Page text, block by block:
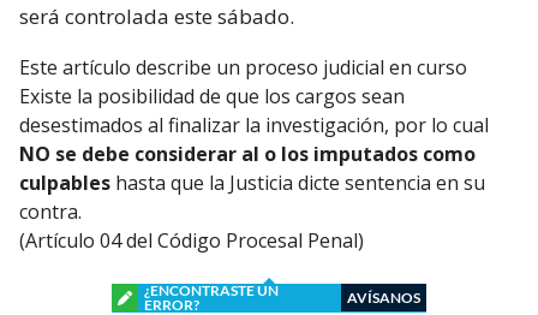
será controlada este sábado.
Este artículo describe un proceso judicial en curso
Existe la posibilidad de que los cargos sean
desestimados al finalizar la investigación, por lo cual
NO se debe considerar al o los imputados como
culpables hasta que la Justicia dicte sentencia en su
contra.
(Artículo 04 del Código Procesal Penal)
¿ENCONTRASTE UN
ERROR?
AVÍSANOS